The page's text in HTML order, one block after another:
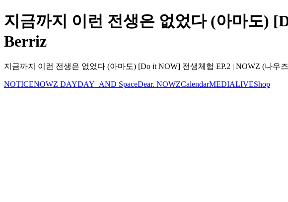
지금까지 이런 전생은 없었다 (아마도)
Berriz
지금까지 이런 전생은 없었다 (아마도) [Do it NOW] 전생체험 EP.2 | NOWZ (나우
NOTICENOWZ DAYDAY_AND SpaceDear. NOWZCalendarMEDIALIVEShop